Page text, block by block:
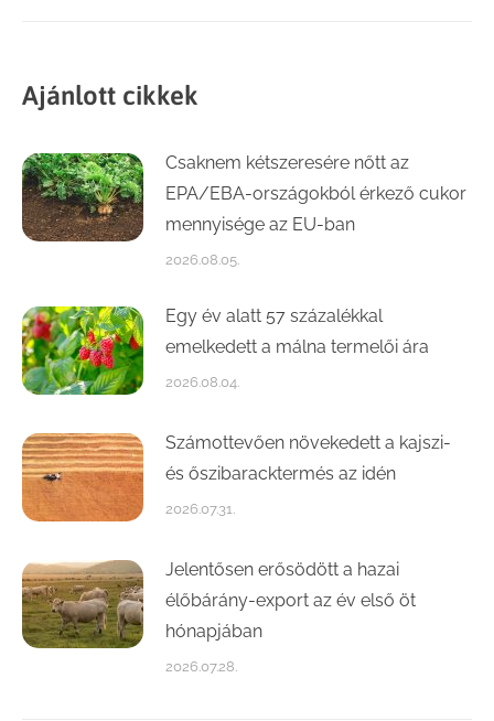
Ajánlott cikkek
Csaknem kétszeresére nőtt az
EPA/EBA-országokból érkező cukor
mennyisége az EU-ban
2026.08.05.
Egy év alatt 57 százalékkal
emelkedett a málna termelői ára
2026.08.04.
Számottevően növekedett a kajszi-
és őszibaracktermés az idén
2026.07.31.
Jelentősen erősödött a hazai
élőbárány-export az év első öt
hónapjában
2026.07.28.